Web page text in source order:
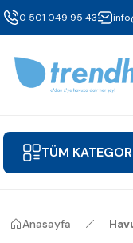
0 501 049 95 43
TÜM
Anasayfa